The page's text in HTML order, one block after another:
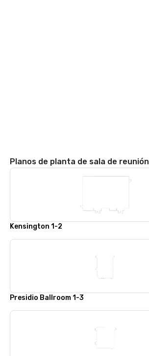
Planos de planta de sala de reunión
Kensington 1-2
Presidio Ballroom 1-3